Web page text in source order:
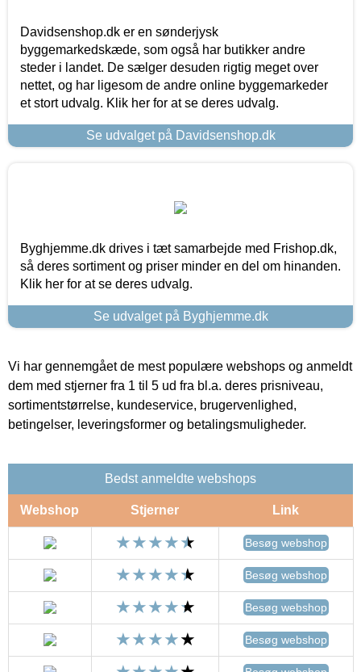
Davidsenshop.dk er en sønderjysk
byggemarkedskæde, som også har butikker andre
steder i landet. De sælger desuden rigtig meget over
nettet, og har ligesom de andre online byggemarkeder
et stort udvalg. Klik her for at se deres udvalg.
Se udvalget på Davidsenshop.dk
Byghjemme.dk drives i tæt samarbejde med Frishop.dk,
så deres sortiment og priser minder en del om hinanden.
Klik her for at se deres udvalg.
Se udvalget på Byghjemme.dk
Vi har gennemgået de mest populære webshops og anmeldt
dem med stjerner fra 1 til 5 ud fra bl.a. deres prisniveau,
sortimentstørrelse, kundeservice, brugervenlighed,
betingelser, leveringsformer og betalingsmuligheder.
Bedst anmeldte webshops
Webshop Stjerner Link
Besøg webshop
Besøg webshop
Besøg webshop
Besøg webshop